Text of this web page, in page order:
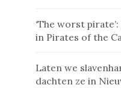
‘The worst
in Pirates of the
Laten we
dachten ze in